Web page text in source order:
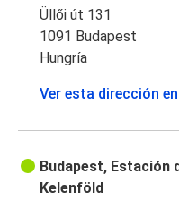
Üllői út 131
1091 Budapest
Hungría
Ver esta dirección
Budapest, Estación
Kelenföld